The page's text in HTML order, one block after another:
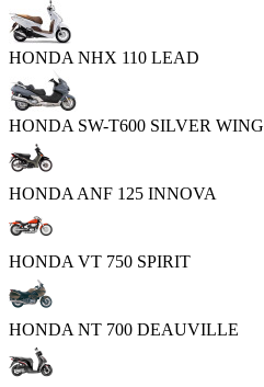
HONDA NHX 110 LEAD
HONDA SW-T600 SILVER WING
HONDA ANF 125 INNOVA
HONDA VT 750 SPIRIT
HONDA NT 700 DEAUVILLE